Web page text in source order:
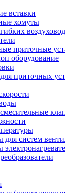
вставки
хомуты
приточные
оборудование
приточных
для систем